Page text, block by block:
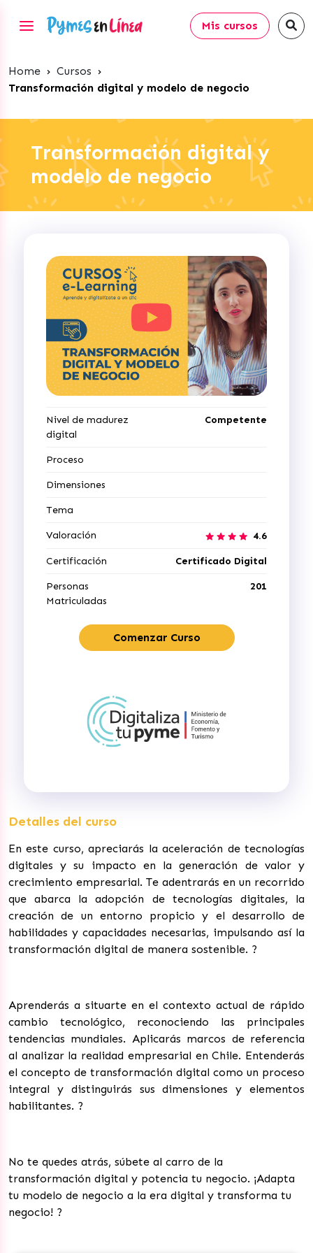
Mis cursos
Home › Cursos ›
Transformación digital y modelo de negocio
Transformación digital y
modelo de negocio
Nivel de madurez
digital
Competente
Proceso
Dimensiones
Tema
Valoración 4.6
Certificación Certificado Digital
Personas
Matriculadas
201
Comenzar Curso
Detalles del curso
En este curso, apreciarás la aceleración de tecnologías
digitales y su impacto en la generación de valor y
crecimiento empresarial. Te adentrarás en un recorrido
que abarca la adopción de tecnologías digitales, la
creación de un entorno propicio y el desarrollo de
habilidades y capacidades necesarias, impulsando así la
transformación digital de manera sostenible. ?
Aprenderás a situarte en el contexto actual de rápido
cambio tecnológico, reconociendo las principales
tendencias mundiales. Aplicarás marcos de referencia
al analizar la realidad empresarial en Chile. Entenderás
el concepto de transformación digital como un proceso
integral y distinguirás sus dimensiones y elementos
habilitantes. ?
No te quedes atrás, súbete al carro de la
transformación digital y potencia tu negocio. ¡Adapta
tu modelo de negocio a la era digital y transforma tu
negocio! ?